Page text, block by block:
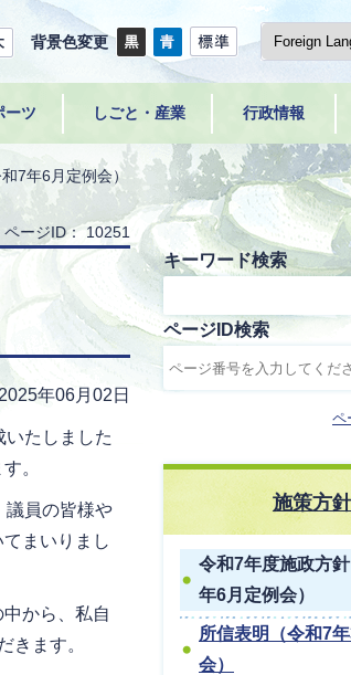
背景色変更
ーツ しごと・産業 行政情報
7年6月定例会）
ページID： 10251
年06月02日
たしました
。
議員の皆様や
まいりまし
から、私自
きます。
キーワード検索
ページID検索
ペ
施策方針
令和7年度施政方
年6月定例会）
所信表明（令和7
会）